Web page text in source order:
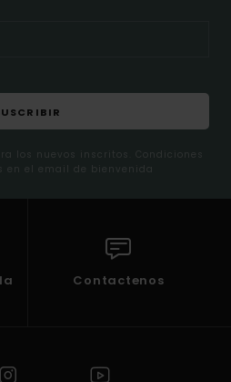
los nuevos inscritos. Condiciones
en el email de bienvenida
Contactenos